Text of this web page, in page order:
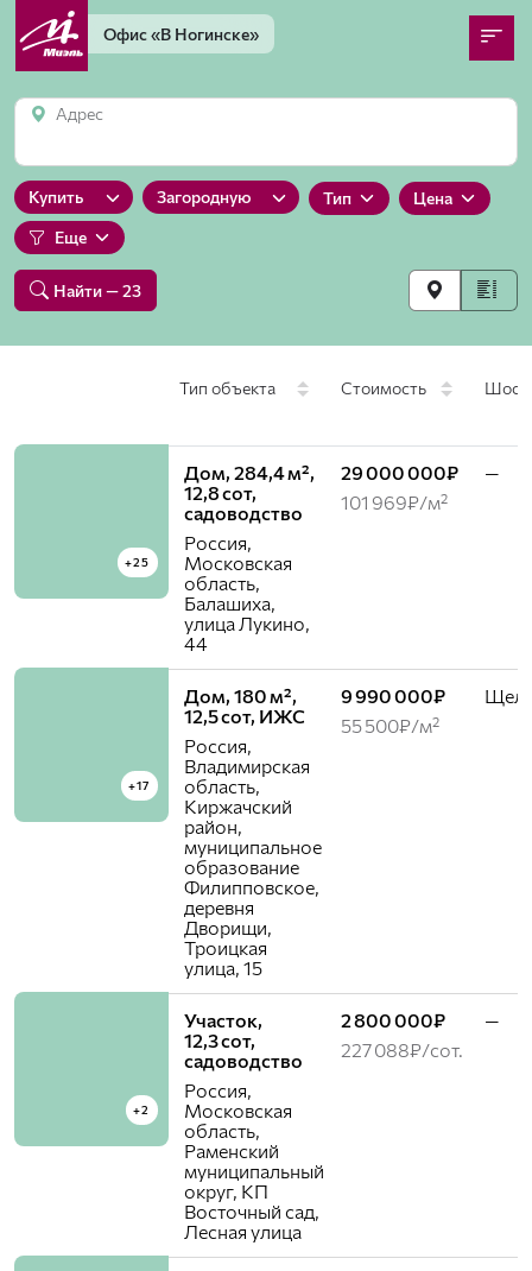
Офис«В Ногинске»
Адрес
Купить Загородную Тип
Цена
Еще
Найти— 23
Тип объекта Стоимость
+25
Дом, 284,4 м²,
12,8 сот,
садоводство
Россия,
Московская
область,
Балашиха,
улица Лукино,
44
29 000 000₽
101 969₽/м²
—
+17
Дом, 180 м²,
12,5 сот, ИЖС
Россия,
Владимирская
область,
Киржачский
район,
муниципальное
образование
Филипповское,
деревня
Дворищи,
Троицкая
улица, 15
9 990 000₽
55 500₽/м²
+2
Участок,
12,3 сот,
садоводство
Россия,
Московская
область,
Раменский
муниципальный
округ, КП
Восточный cад,
Лесная улица
2 800 000₽
227 088₽/сот.
—